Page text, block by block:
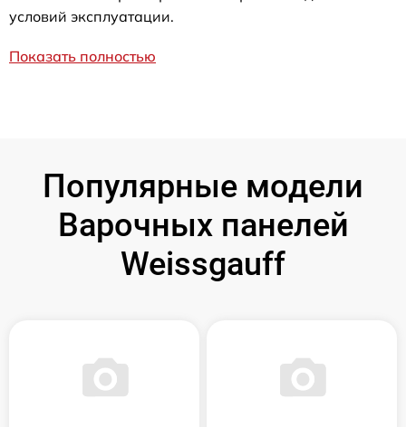
условий эксплуатации.
Показать полностью
Популярные модели
Варочных панелей
Weissgauff